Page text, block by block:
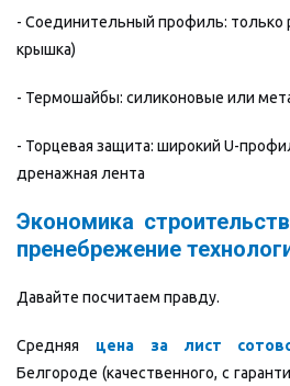
- Соединительный профиль: только
крышка)
- Термошайбы: силиконовые или
- Торцевая защита: широкий U-
дренажная лента
Экономика
пренебрежение
Давайте посчитаем правду.
Средняя цена за лист
Белгороде (качественного, с